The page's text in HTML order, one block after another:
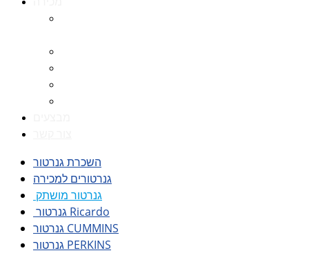
השכרת גנרטור
גנרטורים למכירה
גנרטור מושתק
גנרטור Ricardo
גנרטור CUMMINS
גנרטור PERKINS